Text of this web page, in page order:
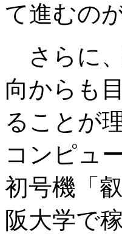
て進むの
さらに
向からも
ることが
コンピュ
初号機「
阪大学で